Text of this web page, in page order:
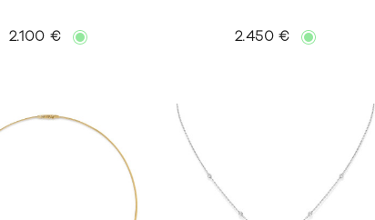
2.100 € 2.450 €